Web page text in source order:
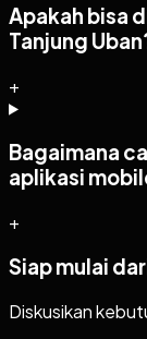
Apakah bisa
Tanjung
+
Bagaimana
aplikasi
+
Siap mulai
Diskusikan